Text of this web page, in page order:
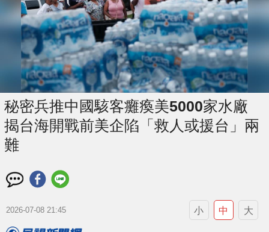
秘密兵推中國駭客癱瘓美5000家水廠
揭台海開戰前美企陷「救人或援台」兩
難
2026-07-08 21:45 小 中 大